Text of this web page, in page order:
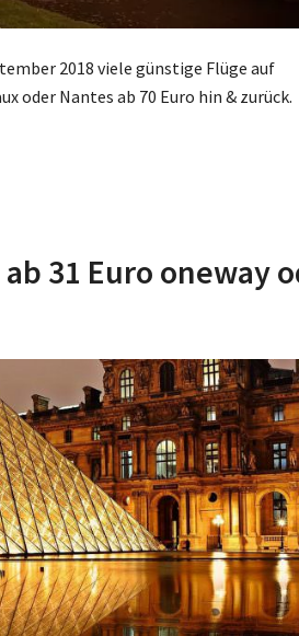
2018 viele günstige Flüge auf
oder Nantes ab 70 Euro hin & zurück.
31 Euro oneway